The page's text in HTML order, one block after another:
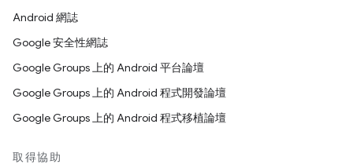
Android 網誌
Google 安全性網誌
Google Groups 上的 Android 平台論壇
Google Groups 上的 Android 程式開發論壇
Google Groups 上的 Android 程式移植論壇
取得協助